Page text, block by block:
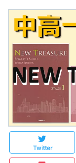
Twitter